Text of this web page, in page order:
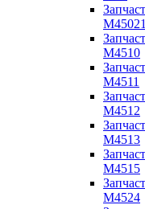
M45021
M4510
M4511
M4512
M4513
M4515
M4524